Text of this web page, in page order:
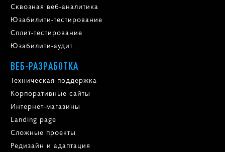
Сквозная веб-аналитика
Юзабилити-тестирование
Сплит-тестирование
Юзабилити-аудит
ВЕБ-РАЗРАБОТКА
Техническая поддержка
Корпоративные сайты
Интернет-магазины
Landing page
Сложные проекты
Редизайн и адаптация